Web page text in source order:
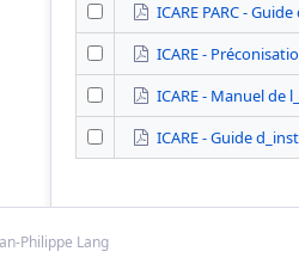
ICARE PARC -
ICARE -
ICARE - Manuel de
ICARE - Guide
Philippe Lang